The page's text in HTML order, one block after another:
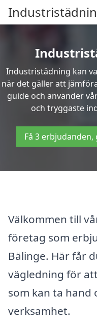
Industristädning kan
när det gäller att
guide och använder
och tryggaste
Få 3
Välkommen till
företag som
Bälinge. Här får
vägledning för
som kan ta hand
verksamhet.